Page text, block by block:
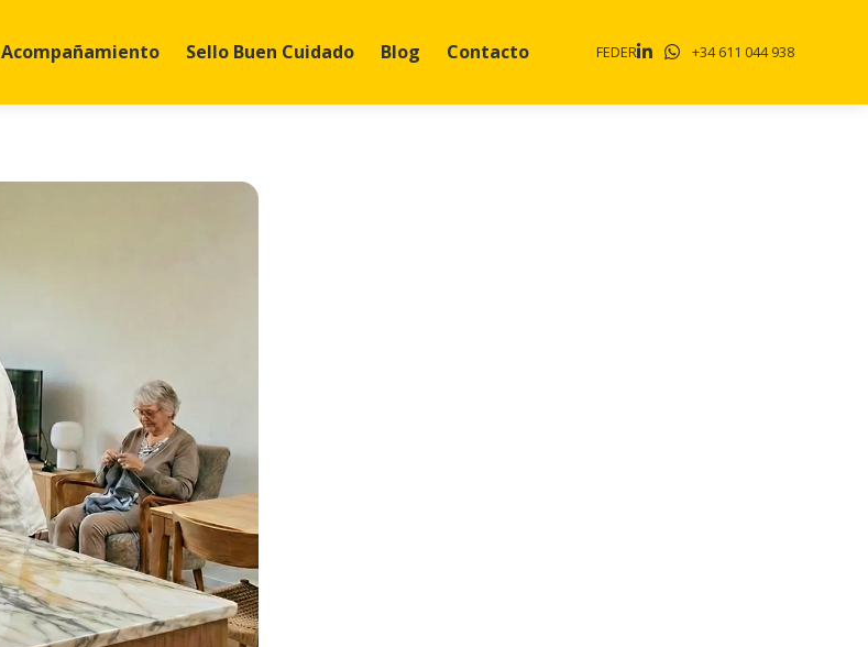
Acompañamiento Sello Buen Cuidado Blog Contacto FEDER +34 611 044 938